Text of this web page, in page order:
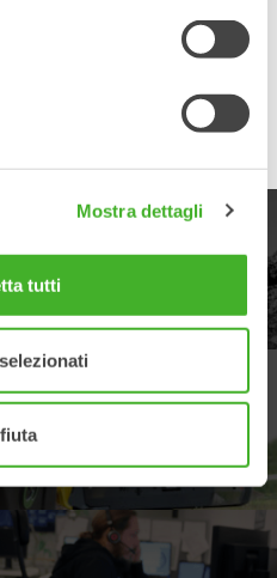
Mostra dettagli
tutti
sul servizio completo di